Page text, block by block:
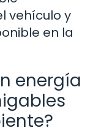
vehículo y
en la
energía